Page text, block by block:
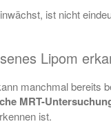
ist nicht
Lipom
manchmal bereits
MRT-
ist.